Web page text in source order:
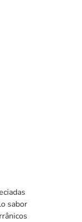
sabor